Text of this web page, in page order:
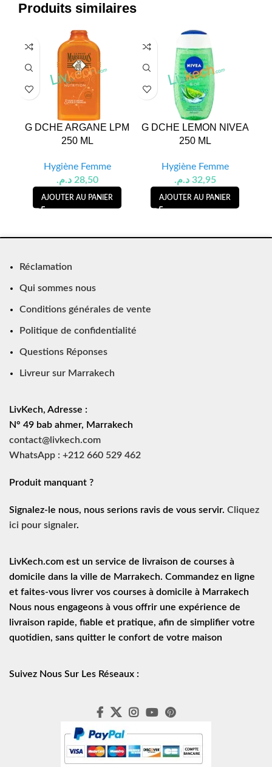
Produits similaires
G DCHE ARGANE LPM
250 ML
Hygiène Femme
28,50 د.م.
AJOUTER AU PANIER
G DCHE LEMON NIVEA
250 ML
Hygiène Femme
32,95 د.م.
AJOUTER AU PANIER
Réclamation
Qui sommes nous
Conditions générales de vente
Politique de confidentialité
Questions Réponses
Livreur sur Marrakech
LivKech, Adresse :
N° 49 bab ahmer, Marrakech
contact@livkech.com
WhatsApp : +212 660 529 462
Produit manquant ?
Signalez-le nous, nous serions ravis de vous servir. Cliquez
ici pour signaler.
LivKech.com est un service de
livraison de courses à
domicile dans la ville de Marrakech. Commandez en ligne
et faites-vous livrer vos courses à domicile à Marrakech
Nous nous engageons à vous offrir une expérience de
livraison rapide, fiable et pratique, afin de simplifier votre
quotidien, sans quitter le confort de votre maison
Suivez Nous Sur Les Réseaux :